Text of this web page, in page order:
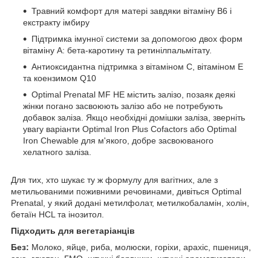
Травний комфорт для матері завдяки вітаміну B6 і
екстракту імбиру
Підтримка імунної системи за допомогою двох форм
вітаміну А: бета-каротину та ретинілпальмітату.
Антиоксидантна підтримка з вітаміном С, вітаміном Е
та коензимом Q10
Optimal Prenatal MF НЕ містить залізо, позаяк деякі
жінки погано засвоюють залізо або не потребують
добавок заліза. Якщо необхідні домішки заліза, зверніть
увагу варіанти Optimal Iron Plus Cofactors або Optimal
Iron Chewable для м'якого, добре засвоюваного
хелатного заліза.
Для тих, хто шукає ту ж формулу для вагітних, але з
метильованими поживними речовинами, дивіться Optimal
Prenatal, у який додані метилфолат, метилкобаламін, холін,
бетаїн HCL та інозитол.
Підходить для вегетаріанців
Без: Молоко, яйце, риба, молюски, горіхи, арахіс, пшениця,